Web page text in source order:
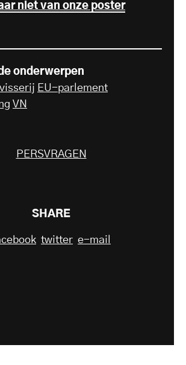
niet van onze poster
onderwerpen
EU-parlement
VN
PERSVRAGEN
SHARE
twitter e-mail